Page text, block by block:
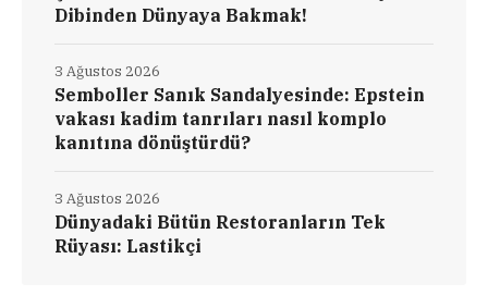
Dibinden Dünyaya Bakmak!
Semboller Sanık Sandalyesinde: Epstein
vakası kadim tanrıları nasıl komplo
kanıtına dönüştürdü?
3 Ağustos 2026
Dünyadaki Bütün Restoranların Tek
Rüyası: Lastikçi
3 Ağustos 2026